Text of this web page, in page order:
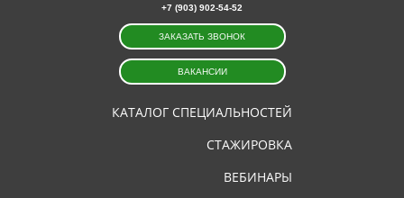
КАТАЛОГ СПЕЦИАЛЬНОСТЕЙ
СТАЖИРОВКА
ВЕБИНАРЫ
+7 (903) 902-54-52
ЗАКАЗАТЬ ЗВОНОК
ВАКАНСИИ